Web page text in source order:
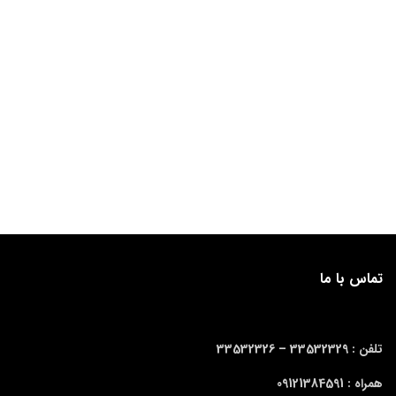
تماس با ما
تلفن : 33532329 –
همراه : 09121384591